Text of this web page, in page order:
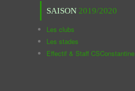
SAISON 2019/2020
Les clubs
Les stades
Effectif & Staff CSConstantine